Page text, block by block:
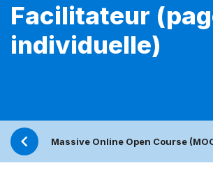
Facilitateur
individuelle)
Massive Online Open Course